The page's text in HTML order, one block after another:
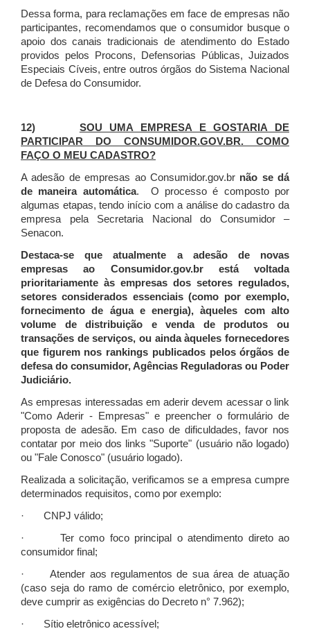
Dessa forma, para reclamações em face de empresas não
participantes, recomendamos que o consumidor busque o
apoio dos canais tradicionais de atendimento do Estado
providos pelos Procons, Defensorias Públicas, Juizados
Especiais Cíveis, entre outros órgãos do Sistema Nacional
de Defesa do Consumidor.
12) SOU UMA EMPRESA E GOSTARIA DE
PARTICIPAR DO CONSUMIDOR.GOV.BR. COMO
FAÇO O MEU CADASTRO?
A adesão de empresas ao Consumidor.gov.br não se dá
de maneira automática. O processo é composto por
algumas etapas, tendo início com a análise do cadastro da
empresa pela Secretaria Nacional do Consumidor –
Senacon.
Destaca-se que atualmente a adesão de novas
empresas ao Consumidor.gov.br está voltada
prioritariamente às empresas dos setores regulados,
setores considerados essenciais (como por exemplo,
fornecimento de água e energia), àqueles com alto
volume de distribuição e venda de produtos ou
transações de serviços, ou ainda àqueles fornecedores
que figurem nos rankings publicados pelos órgãos de
defesa do consumidor, Agências Reguladoras ou Poder
Judiciário.
As empresas interessadas em aderir devem acessar o link
"Como Aderir - Empresas" e preencher o formulário de
proposta de adesão. Em caso de dificuldades, favor nos
contatar por meio dos links "Suporte" (usuário não logado)
ou "Fale Conosco" (usuário logado).
Realizada a solicitação, verificamos se a empresa cumpre
determinados requisitos, como por exemplo:
· CNPJ válido;
· Ter como foco principal o atendimento direto ao
consumidor final;
· Atender aos regulamentos de sua área de atuação
(caso seja do ramo de comércio eletrônico, por exemplo,
deve cumprir as exigências do Decreto n° 7.962);
· Sítio eletrônico acessível;